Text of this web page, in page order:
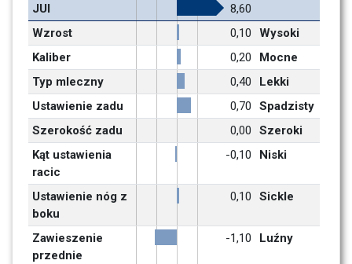
JUI
8,60
Wzrost
0,10
Wysoki
Kaliber
0,20
Mocne
Typ mleczny
0,40
Lekki
Ustawienie zadu
0,70
Spadzisty
Szerokość zadu
0,00
Szeroki
Kąt ustawienia
racic
-0,10 Niski
Ustawienie nóg z
boku
0,10 Sickle
Zawieszenie
przednie
-1,10 Luźny